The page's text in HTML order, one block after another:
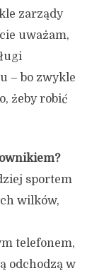
zarządy
uważam,
– bo zwykle
żeby robić
sportem
wilków,
telefonem,
odchodzą w